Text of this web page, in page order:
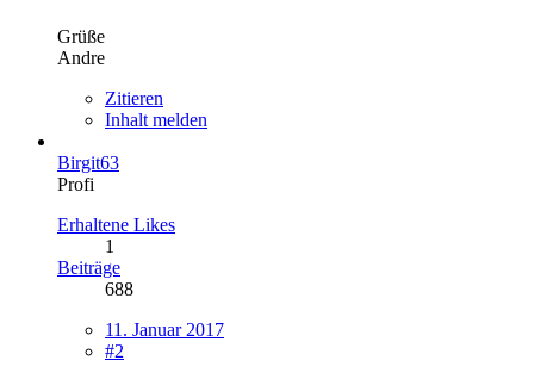
Grüße
Andre
Zitieren
Inhalt melden
Birgit63
Profi
Erhaltene Likes
1
Beiträge
688
11. Januar 2017
#2